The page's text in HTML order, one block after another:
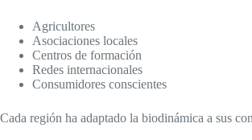
Agricultores
Asociaciones locales
Centros de formación
Redes internacionales
Consumidores conscientes
Cada región ha adaptado la biodinámica a sus